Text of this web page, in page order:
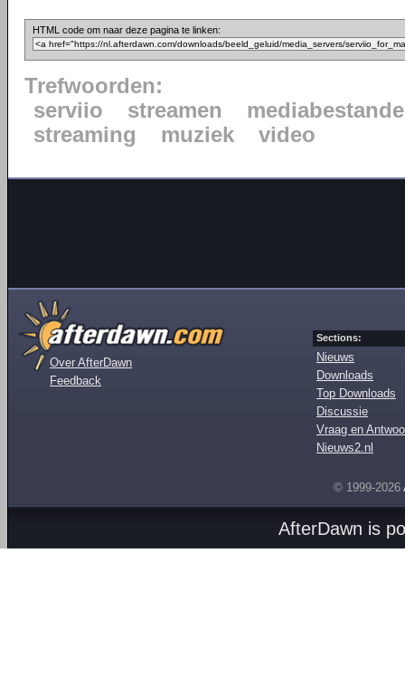
HTML code om naar deze pagina te linken:
Trefwoorden:
serviio
streamen
streaming
muziek video
Over AfterDawn
Feedback
Sections:
Nieuws
Downloads
Top Downloads
Discussie
Vraag en
Nieuws2.nl
© 1999-2026
AfterDawn is